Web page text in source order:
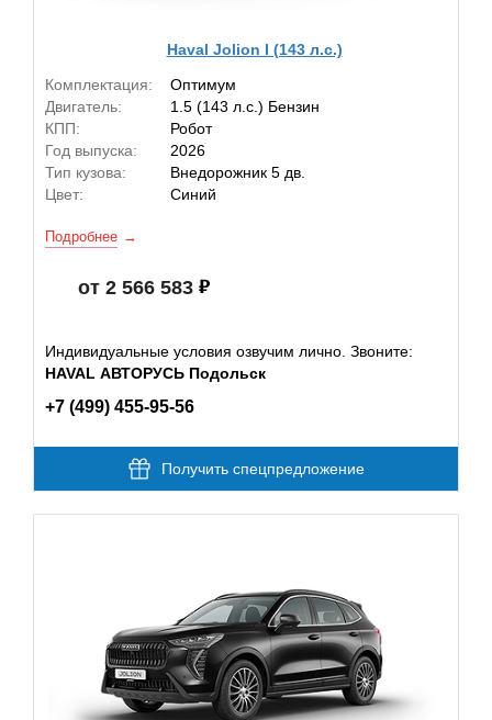
Haval Jolion I (143 л.с.)
Комплектация:
Оптимум
Двигатель:
1.5 (143 л.с.) Бензин
КПП:
Робот
Год выпуска:
2026
Тип кузова:
Внедорожник 5 дв.
Цвет:
Синий
Подробнее
от 2 566 583
Индивидуальные условия озвучим лично. Звоните:
HAVAL АВТОРУСЬ Подольск
+7 (499) 455-95-56
Получить спецпредложение